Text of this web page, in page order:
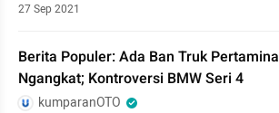
27 Sep 2021
Berita Populer: Ada Ban Truk Pertamina
Ngangkat; Kontroversi BMW Seri 4
kumparanOTO